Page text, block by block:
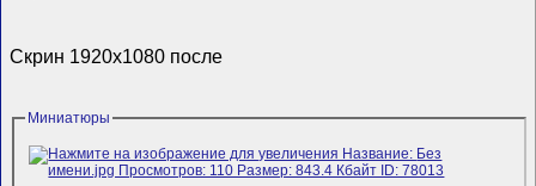
Скрин 1920x1080 после
Миниатюры